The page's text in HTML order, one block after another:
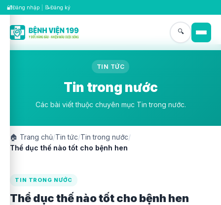
🔐Đăng nhập 📝Đăng ký
🔍
TIN TỨC
Tin trong nước
Các bài viết thuộc chuyên mục Tin trong nước.
🏠 Trang chủ/Tin tức/Tin trong nước/
Thể dục thế nào tốt cho bệnh hen
TIN TRONG NƯỚC
Thể dục thế nào tốt cho bệnh hen